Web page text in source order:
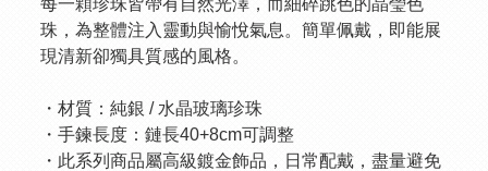
每一顆珍珠皆帶有自然光澤，而細碎跳色的晶瑩色
珠，為整體注入靈動與愉悅氣息。簡單佩戴，即能展
現清新卻獨具質感的風格。
・材質：純銀 / 水晶玻璃珍珠
・手鍊長度：鏈長40+8cm可調整
・此系列商品屬高級鍍金飾品，日常配戴，盡量避免